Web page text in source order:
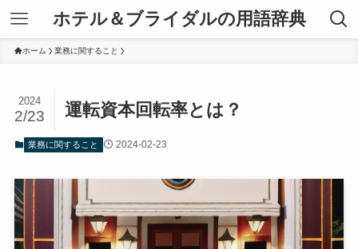
ホテル＆ブライダルの用語辞典
ホーム 業務に関すること
運転資本回転率とは？
2024
2/23
業務に関すること 2024-02-23